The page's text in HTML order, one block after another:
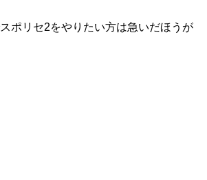
ポリセ2をやりたい方は急いだほうが